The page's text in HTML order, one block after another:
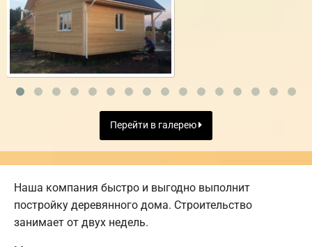
Перейти в галерею
Наша компания быстро и выгодно выполнит
постройку деревянного дома. Строительство
занимает от двух недель.